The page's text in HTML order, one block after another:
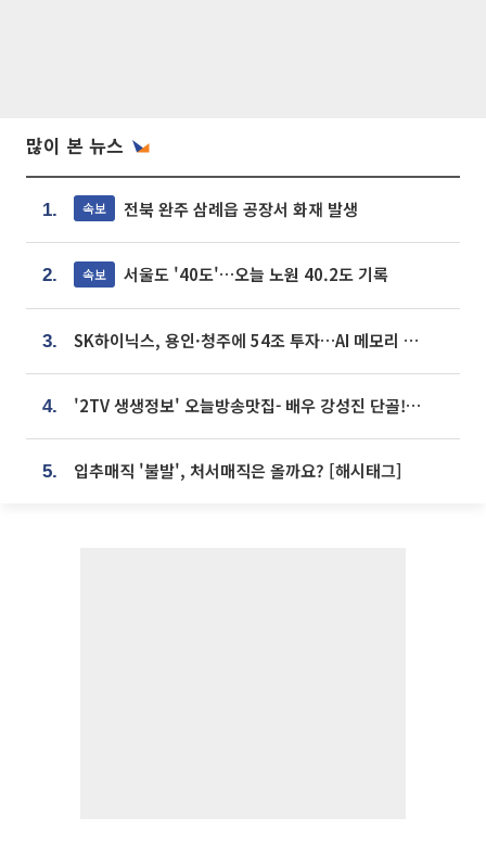
많이 본 뉴스
1. 속보 전북 완주 삼례읍 공장서 화재 발생
2. 속보 서울도 '40도'…오늘 노원 40.2도 기록
3. SK하이닉스, 용인·청주에 54조 투자…AI 메모리 생산기지 키운다
4. '2TV 생생정보' 오늘방송맛집- 배우 강성진 단골! 쌀국수ㆍ푸팟퐁 커리 맛집 '블○○○'
5. 입추매직 '불발', 처서매직은 올까요? [해시태그]